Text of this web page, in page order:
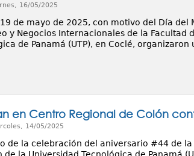
16/05/2025
de mayo de 2025, con motivo del Día
y Negocios Internacionales de la Facultad
de Panamá (UTP), en Coclé, organizaron
en Centro Regional de Colón
14/05/2025
de la celebración del aniversario #44 de